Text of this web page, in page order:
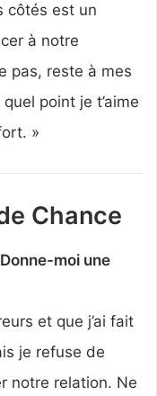
côtés est un
à notre
pas, reste à mes
point je t’aime
»
Chance
moi une
et que j’ai fait
je refuse de
notre relation. Ne